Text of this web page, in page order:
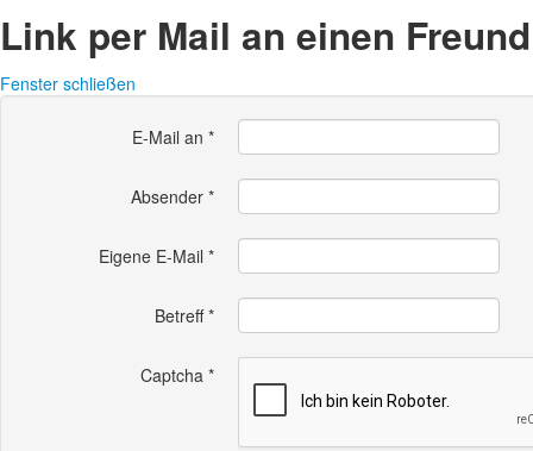
Link per Mail an einen
Fenster schließen
E-Mail an *
Absender *
Eigene E-Mail *
Betreff*
Captcha *